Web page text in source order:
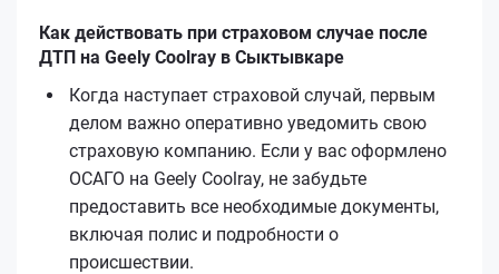
Как действовать при страховом случае после
ДТП на Geely Coolray в Сыктывкаре
Когда наступает страховой случай, первым
делом важно оперативно уведомить свою
страховую компанию. Если у вас оформлено
ОСАГО на Geely Coolray, не забудьте
предоставить все необходимые документы,
включая полис и подробности о
происшествии.